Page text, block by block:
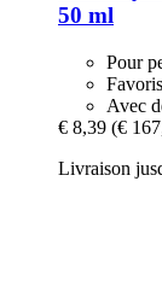
50 ml
Pour
Avec
€ 8,39 (€
Livraison